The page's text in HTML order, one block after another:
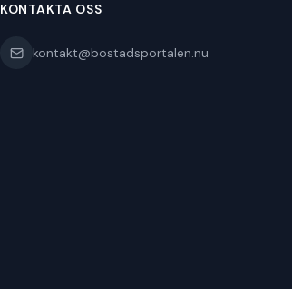
KONTAKTA OSS
kontakt@bostadsportalen.nu